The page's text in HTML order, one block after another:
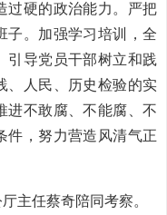
过硬的政治能力。严把
子。加强学习培训，全
引导党员干部树立和践
、人民、历史检验的实
进不敢腐、不能腐、不
件，努力营造风清气正
主任蔡奇陪同考察。